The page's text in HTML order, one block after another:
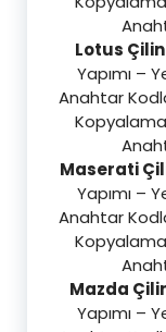
Lotus
Yapımı –
Anahtar
Maserati
Yapımı –
Anahtar
Mazda
Yapımı –